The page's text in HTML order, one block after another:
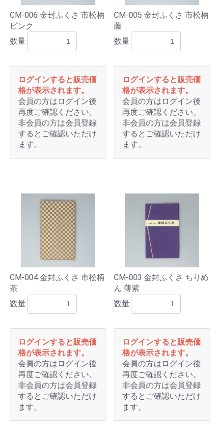
CM-006 金封ふくさ 市松柄
ピンク
数量
ログインすると販売価
格が表示されます。
会員の方はログイン後
再度ご確認ください。
非会員の方は会員登録
するとご確認いただけ
ます。
CM-005 金封ふくさ 市松柄
藤
数量
ログインすると販売価
格が表示されます。
会員の方はログイン後
再度ご確認ください。
非会員の方は会員登録
するとご確認いただけ
ます。
CM-004 金封ふくさ 市松柄
茶
数量
ログインすると販売価
格が表示されます。
会員の方はログイン後
再度ご確認ください。
非会員の方は会員登録
するとご確認いただけ
ます。
CM-003 金封ふくさ ちりめ
ん 薄紫
数量
ログインすると販売価
格が表示されます。
会員の方はログイン後
再度ご確認ください。
非会員の方は会員登録
するとご確認いただけ
ます。